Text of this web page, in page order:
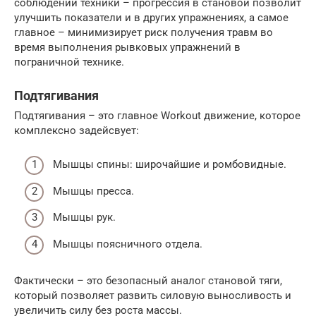
соблюдении техники – прогрессия в становой позволит
улучшить показатели и в других упражнениях, а самое
главное – минимизирует риск получения травм во
время выполнения рывковых упражнений в
пограничной технике.
Подтягивания
Подтягивания – это главное Workout движение, которое
комплексно задейсвует:
Мышцы спины: широчайшие и ромбовидные.
Мышцы пресса.
Мышцы рук.
Мышцы поясничного отдела.
Фактически – это безопасный аналог становой тяги,
который позволяет развить силовую выносливость и
увеличить силу без роста массы.